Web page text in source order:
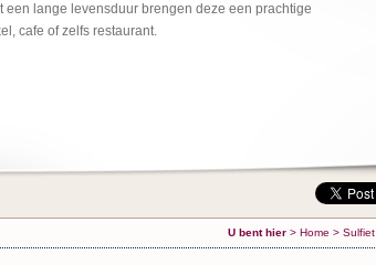
een lange levensduur brengen deze een prachtige
cafe of zelfs restaurant.
U bent hier > Home > Sulfiet